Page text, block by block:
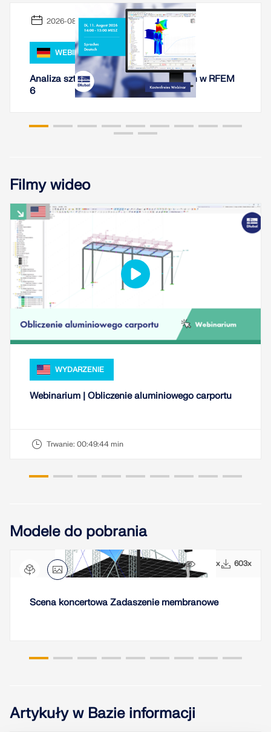
2026-08-11
WEBINARIUM
Analiza sztywności połączeń stalowych w RFEM
6
Filmy wideo
WYDARZENIE
Webinarium | Obliczenie aluminiowego carportu
Trwanie: 00:49:44 min
Modele do pobrania
5690x 603x
Scena koncertowa Zadaszenie membranowe
Artykuły w Bazie informacji